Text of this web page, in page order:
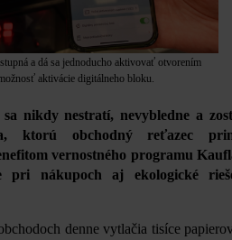
a dá sa jednoducho aktivovať otvorením
aktivácie digitálneho bloku.
nikdy nestratí, nevybledne a
ktorú obchodný reťazec
vernostného programu
pri nákupoch aj ekologické
denne vytlačia tisíce